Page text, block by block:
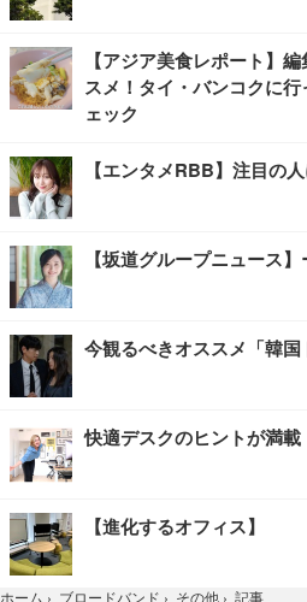
【アジア美食レポート】
スメ！タイ・バンコクに
ェック
【エンタメRBB】注目の
【坂道グループニュース
今観るべきオススメ「韓国
快適デスクのヒントが満
【進化するオフィス】
ホーム › ブロードバンド › その他 › 記事